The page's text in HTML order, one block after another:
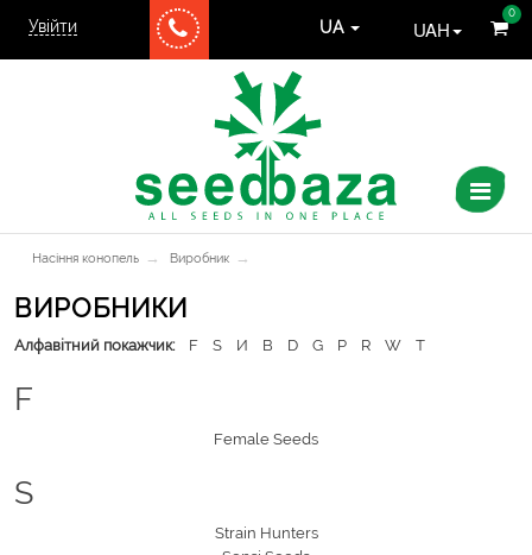
Увійти
0
UA UAH
Насіння конопель → Виробник →
ВИРОБНИКИ
Алфавітний покажчик: F S И B D G P R W T
F
Female Seeds
S
Strain Hunters